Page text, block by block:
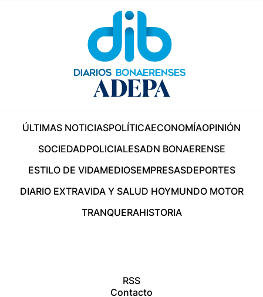
ÚLTIMAS NOTICIASPOLÍTICAECONOMÍAOPINIÓN
SOCIEDADPOLICIALESADN BONAERENSE
ESTILO DE VIDAMEDIOSEMPRESASDEPORTES
DIARIO EXTRAVIDA Y SALUD HOYMUNDO MOTOR
TRANQUERAHISTORIA
RSS
Contacto